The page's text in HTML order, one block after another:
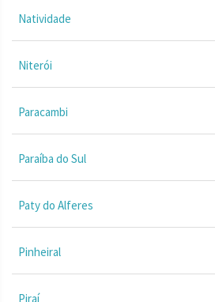
Natividade
Niterói
Paracambi
Paraíba do Sul
Paty do Alferes
Pinheiral
Piraí